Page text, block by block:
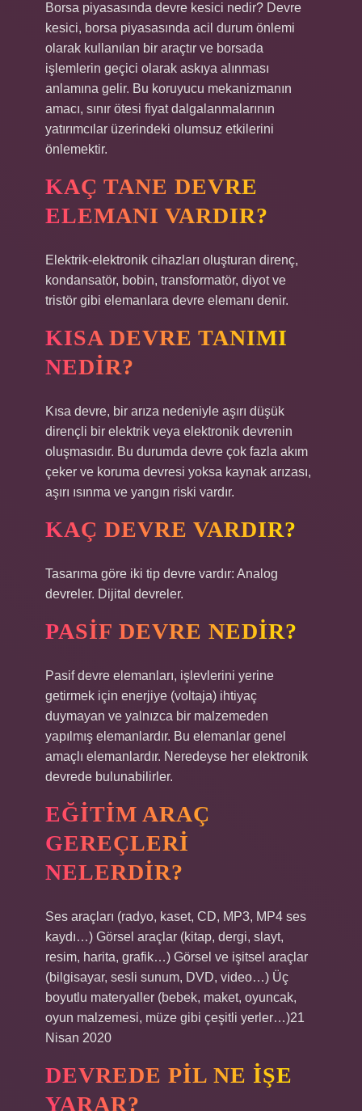
Borsa piyasasında devre kesici nedir? Devre
kesici, borsa piyasasında acil durum önlemi
olarak kullanılan bir araçtır ve borsada
işlemlerin geçici olarak askıya alınması
anlamına gelir. Bu koruyucu mekanizmanın
amacı, sınır ötesi fiyat dalgalanmalarının
yatırımcılar üzerindeki olumsuz etkilerini
önlemektir.
KAÇ TANE DEVRE
ELEMANI VARDIR?
Elektrik-elektronik cihazları oluşturan direnç,
kondansatör, bobin, transformatör, diyot ve
tristör gibi elemanlara devre elemanı denir.
KISA DEVRE TANIMI
NEDIR?
Kısa devre, bir arıza nedeniyle aşırı düşük
dirençli bir elektrik veya elektronik devrenin
oluşmasıdır. Bu durumda devre çok fazla akım
çeker ve koruma devresi yoksa kaynak arızası,
aşırı ısınma ve yangın riski vardır.
KAÇ DEVRE VARDIR?
Tasarıma göre iki tip devre vardır: Analog
devreler. Dijital devreler.
PASIF DEVRE NEDIR?
Pasif devre elemanları, işlevlerini yerine
getirmek için enerjiye (voltaja) ihtiyaç
duymayan ve yalnızca bir malzemeden
yapılmış elemanlardır. Bu elemanlar genel
amaçlı elemanlardır. Neredeyse her elektronik
devrede bulunabilirler.
EĞITIM ARAÇ
GEREÇLERI
NELERDIR?
Ses araçları (radyo, kaset, CD, MP3, MP4 ses
kaydı…) Görsel araçlar (kitap, dergi, slayt,
resim, harita, grafik…) Görsel ve işitsel araçlar
(bilgisayar, sesli sunum, DVD, video…) Üç
boyutlu materyaller (bebek, maket, oyuncak,
oyun malzemesi, müze gibi çeşitli yerler…)21
Nisan 2020
DEVREDE PIL NE IŞE
YARAR?